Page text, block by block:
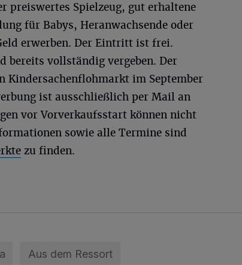
preiswertes Spielzeug, gut erhaltene
für Babys, Heranwachsende oder
erwerben. Der Eintritt ist frei.
bereits vollständig vergeben. Der
Kindersachenflohmarkt im September
ist ausschließlich per Mail an
vor Vorverkaufsstart können nicht
sowie alle Termine sind
zu finden.
Aus dem Ressort